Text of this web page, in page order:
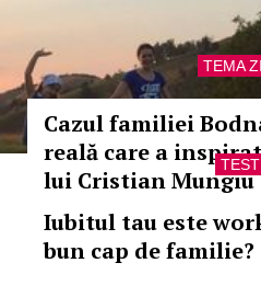
TEMA
Cazul familiei
reală care a
lui Cristian Mungiu
Iubitul tau este
bun cap de familie?